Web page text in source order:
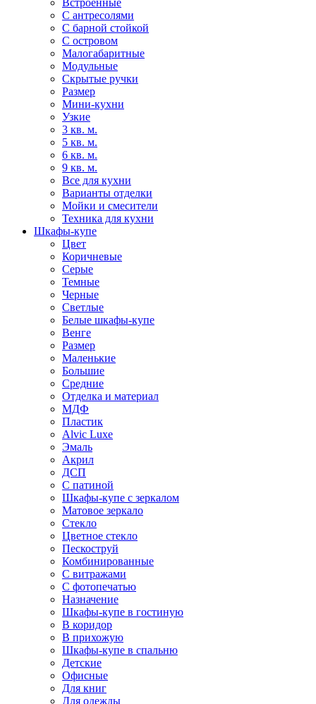
Встроенные
С антресолями
С барной стойкой
С островом
Малогабаритные
Модульные
Скрытые ручки
Размер
Мини-кухни
Узкие
3 кв. м.
5 кв. м.
6 кв. м.
9 кв. м.
Все для кухни
Варианты отделки
Мойки и смесители
Техника для кухни
Шкафы-купе
Цвет
Коричневые
Серые
Темные
Черные
Светлые
Белые шкафы-купе
Венге
Размер
Маленькие
Большие
Средние
Отделка и материал
МДФ
Пластик
Alvic Luxe
Эмаль
Акрил
ДСП
С патиной
Шкафы-купе с зеркалом
Матовое зеркало
Стекло
Цветное стекло
Пескоструй
Комбинированные
С витражами
С фотопечатью
Назначение
Шкафы-купе в гостиную
В коридор
В прихожую
Шкафы-купе в спальню
Детские
Офисные
Для книг
Для одежды